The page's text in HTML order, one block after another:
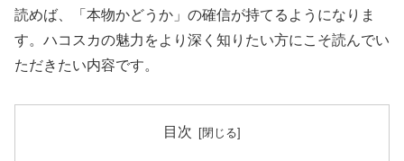
読めば、「本物かどうか」の確信が持てるようになりま
す。ハコスカの魅力をより深く知りたい方にこそ読んでい
ただきたい内容です。
目次